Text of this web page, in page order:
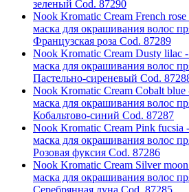
зеленый Cod. 87290
Nook Kromatic Cream French
маска для окрашивания волос
Французская роза Cod. 87289
Nook Kromatic Cream Dusty lilac
маска для окрашивания волос
Пастельно-сиреневый Cod.
Nook Kromatic Cream Cobalt
маска для окрашивания волос
Кобальтово-синий Cod. 87287
Nook Kromatic Cream Pink fucsia
маска для окрашивания волос
Розовая фуксия Cod. 87286
Nook Kromatic Cream Silver
маска для окрашивания волос
Серебрянная луна Cod. 87285